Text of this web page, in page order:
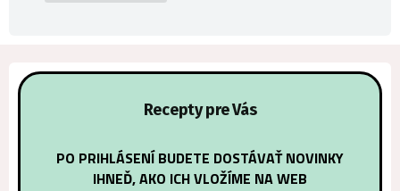
Recepty pre Vás
PO PRIHLÁSENÍ BUDETE DOSTÁVAŤ NOVINKY
IHNEĎ, AKO ICH VLOŽÍME NA WEB